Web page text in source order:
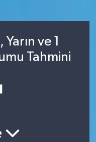
ve 1
Tahmini